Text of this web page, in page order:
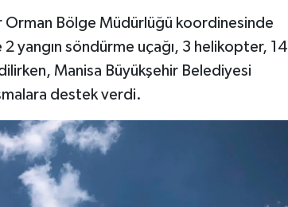
Orman Bölge Müdürlüğü koordinesinde
yangın söndürme uçağı, 3 helikopter, 14
Manisa Büyükşehir Belediyesi
destek verdi.